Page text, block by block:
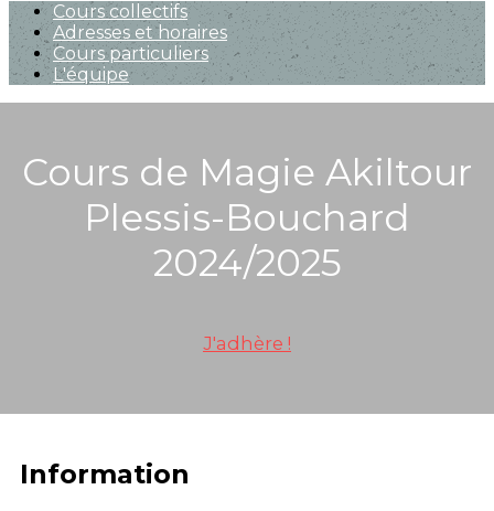
Cours collectifs
Adresses et horaires
Cours particuliers
L'équipe
Cours de Magie Akiltour
Plessis-Bouchard
2024/2025
J'adhère !
Information